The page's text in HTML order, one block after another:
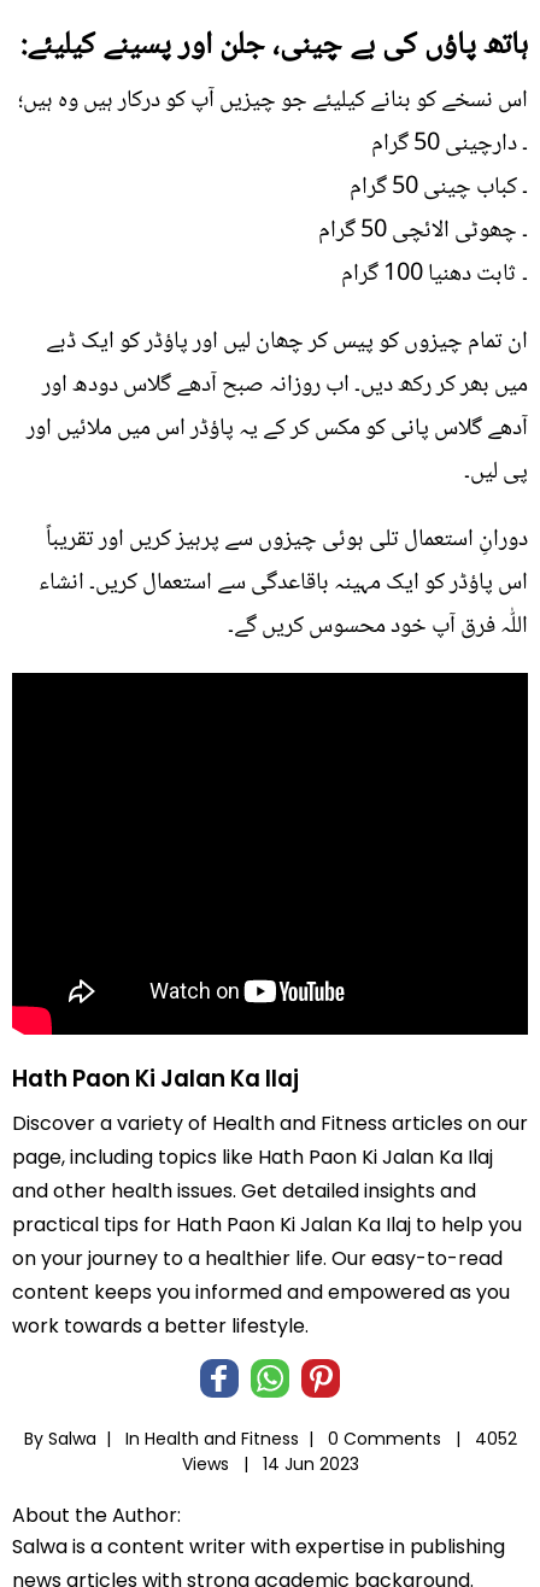
ہاتھ پاؤں کی بے چینی، جلن اور پسینے کیلیئے:
اس نسخے کو بنانے کیلیئے جو چیزیں آپ کو درکار ہیں وہ ہیں؛
۔ دارچینی 50 گرام
۔ کباب چینی 50 گرام
۔ چھوٹی الائچی 50 گرام
۔ ثابت دھنیا 100 گرام
ان تمام چیزوں کو پیس کر چھان لیں اور پاؤڈر کو ایک ڈبے
میں بھر کر رکھ دیں۔ اب روزانہ صبح آدھے گلاس دودھ اور
آدھے گلاس پانی کو مکس کر کے یہ پاؤڈر اس میں ملائیں اور
پی لیں۔
دورانِ استعمال تلی ہوئی چیزوں سے پرہیز کریں اور تقریباً
اس پاؤڈر کو ایک مہینہ باقاعدگی سے استعمال کریں۔ انشاء
اللّٰہ فرق آپ خود محسوس کریں گے۔
Hath Paon Ki Jalan Ka Ilaj
Discover a variety of Health and Fitness articles on our
page, including topics like Hath Paon Ki Jalan Ka Ilaj
and other health issues. Get detailed insights and
practical tips for Hath Paon Ki Jalan Ka Ilaj to help you
on your journey to a healthier life. Our easy-to-read
content keeps you informed and empowered as you
work towards a better lifestyle.
By Salwa | In Health and Fitness | 0 Comments |
4052
Views |
14 Jun 2023
About the Author:
Salwa is a content writer with expertise in publishing
news articles with strong academic background.